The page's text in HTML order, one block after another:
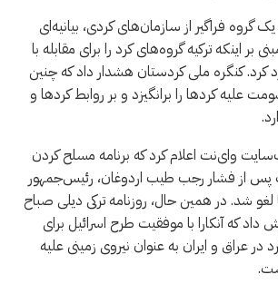
گروه فراگیر از سازمان‌های کردی، بیانیه‌ای
بر اینکه ترکیه گروه‌های کرد را برای مقابله با
کرد. کنگره ملی کردستان هشدار داد که چنین
علیه کردها را برانگیزد و بر روابط کردها و
وای‌نت اعلام کرد که برنامه مسلح کردن
پس از فشار رجب طیب اردوغان، رئیس‌جمهور
لغو شد. در همین حال، روزنامه ترکی دیلی صباح
که آنکارا با موفقیت طرح اسرائیل برای
در عراق و ایران به عنوان نیروی زمینی علیه